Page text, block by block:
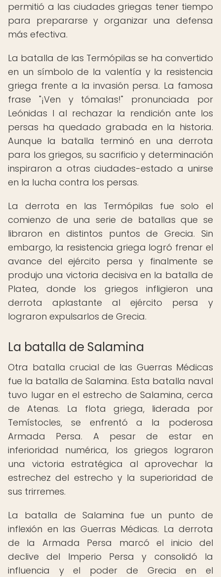
permitió a las ciudades griegas tener tiempo
para prepararse y organizar una defensa
más efectiva.
La batalla de las Termópilas se ha convertido
en un símbolo de la valentía y la resistencia
griega frente a la invasión persa. La famosa
frase "¡Ven y tómalas!" pronunciada por
Leónidas I al rechazar la rendición ante los
persas ha quedado grabada en la historia.
Aunque la batalla terminó en una derrota
para los griegos, su sacrificio y determinación
inspiraron a otras ciudades-estado a unirse
en la lucha contra los persas.
La derrota en las Termópilas fue solo el
comienzo de una serie de batallas que se
libraron en distintos puntos de Grecia. Sin
embargo, la resistencia griega logró frenar el
avance del ejército persa y finalmente se
produjo una victoria decisiva en la batalla de
Platea, donde los griegos infligieron una
derrota aplastante al ejército persa y
lograron expulsarlos de Grecia.
La batalla de Salamina
Otra batalla crucial de las Guerras Médicas
fue la batalla de Salamina. Esta batalla naval
tuvo lugar en el estrecho de Salamina, cerca
de Atenas. La flota griega, liderada por
Temístocles, se enfrentó a la poderosa
Armada Persa. A pesar de estar en
inferioridad numérica, los griegos lograron
una victoria estratégica al aprovechar la
estrechez del estrecho y la superioridad de
sus trirremes.
La batalla de Salamina fue un punto de
inflexión en las Guerras Médicas. La derrota
de la Armada Persa marcó el inicio del
declive del Imperio Persa y consolidó la
influencia y el poder de Grecia en el